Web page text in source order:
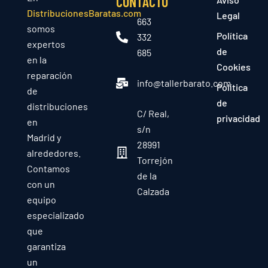
DistribucionesBaratas.com
somos
expertos
en la
reparación
de
distribuciones
en
Madrid y
alrededores.
Contamos
con un
equipo
especializado
que
garantiza
un
663
332
685
info@tallerbarato.com
C/ Real,
s/n
28991
Torrejón
de la
Calzada
Legal
Política
de
Cookies
Política
de
privacidad